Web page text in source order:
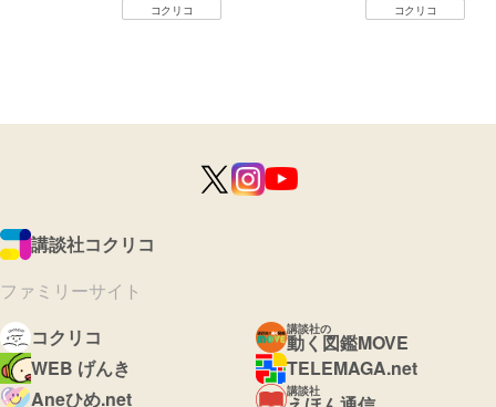
コクリコ コクリコ
講談社コクリコ
ファミリーサイト
コクリコ
講談社の
動く図鑑MOVE
WEB げんき
TELEMAGA.net
Aneひめ.net
講談社